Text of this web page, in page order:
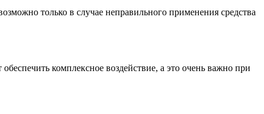
только в случае неправильного применения средства
комплексное воздействие, а это очень важно при